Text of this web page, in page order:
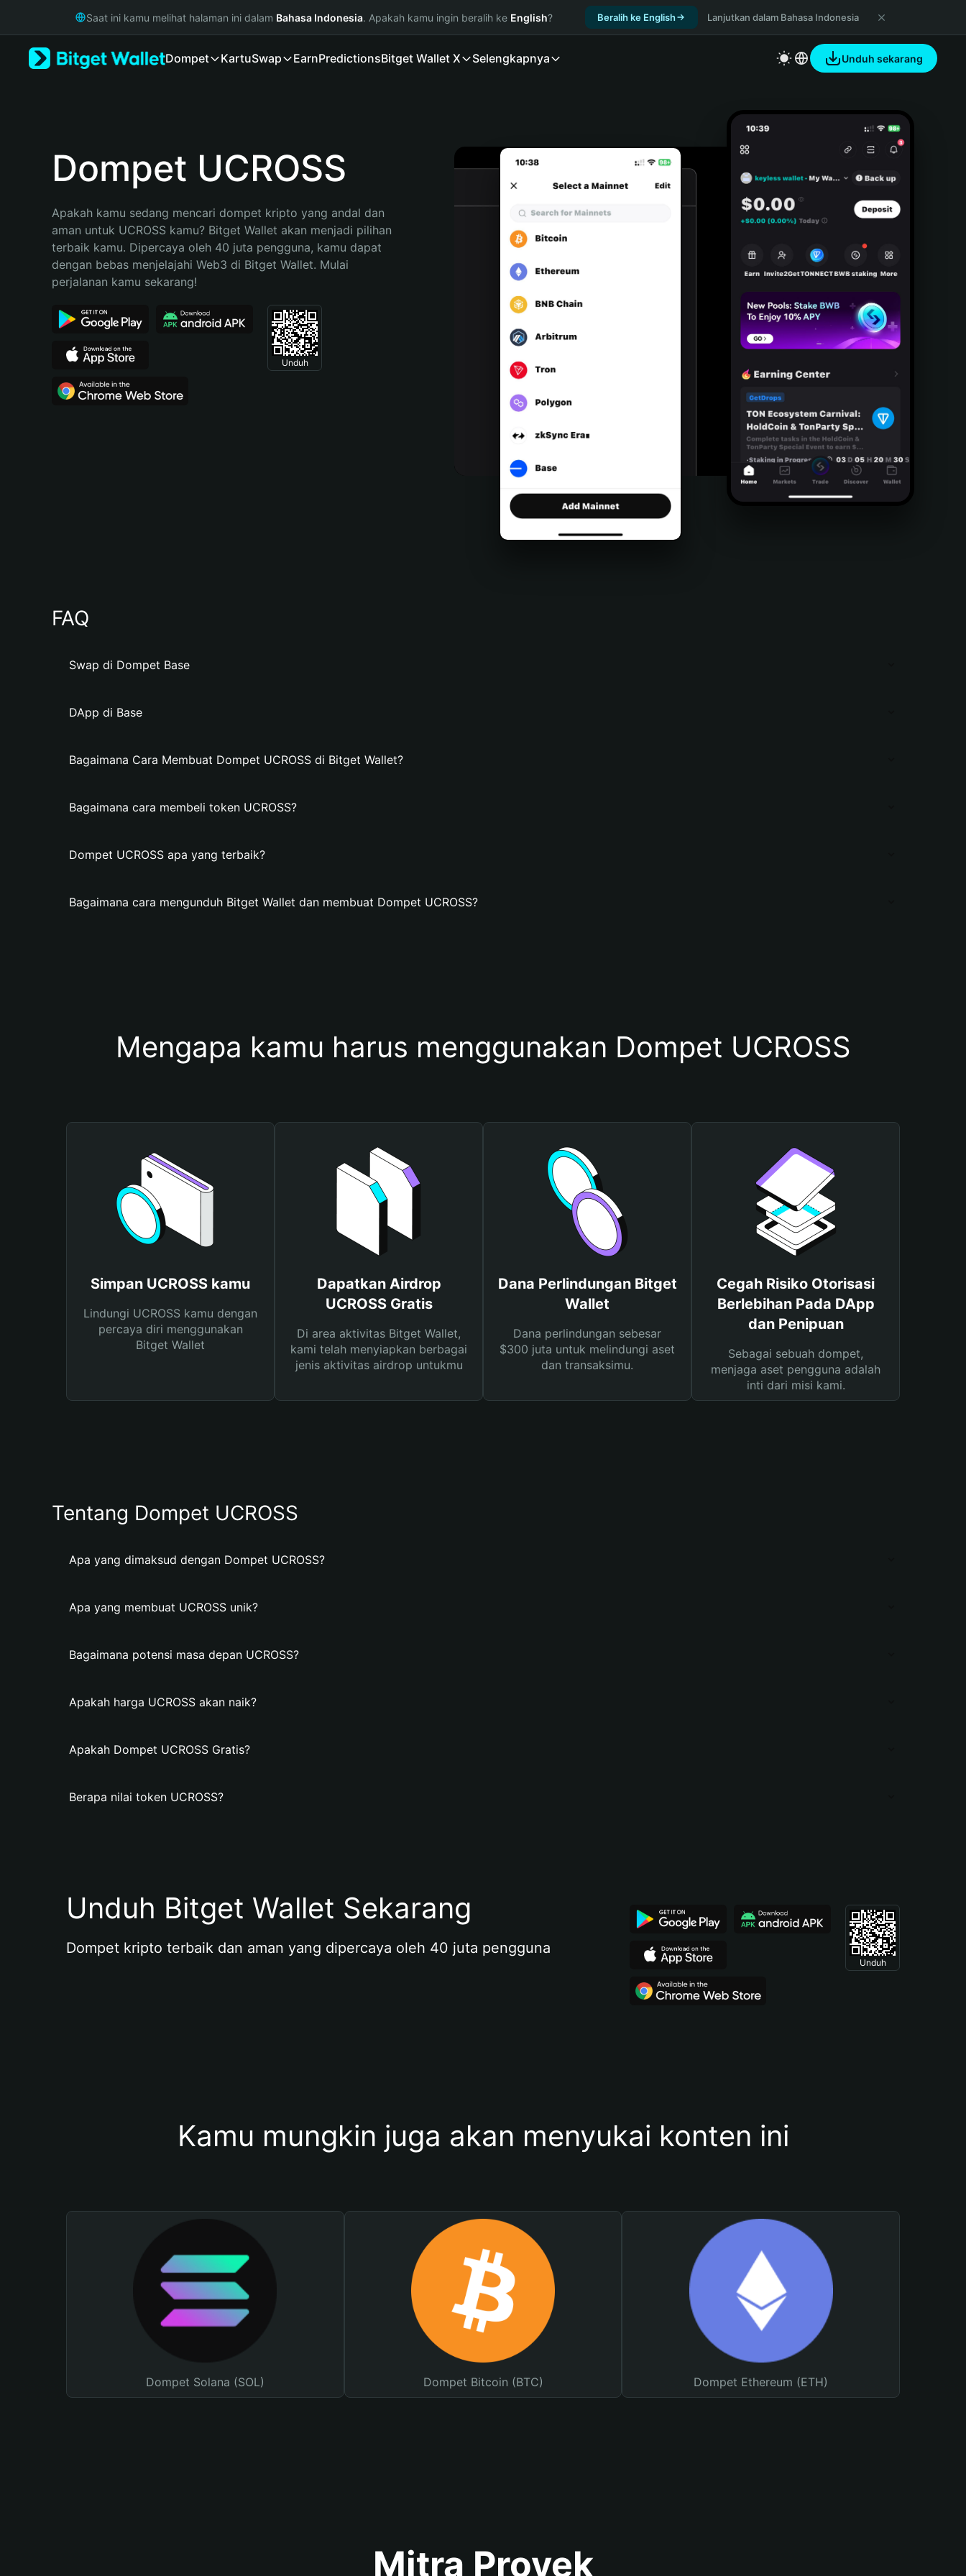
Русский
Bahasa Indonesia
Español (Argentina)
Saat ini kamu melihat halaman ini dalam Bahasa Indonesia. Apakah kamu ingin beralih ke English? Beralih ke English Lanjutkan dalam Bahasa Indonesia
Dompet KartuSwap EarnPredictionsBitget Wallet X Selengkapnya Unduh sekarang
Dompet UCROSS
Apakah kamu sedang mencari dompet kripto yang andal dan
aman untuk UCROSS kamu? Bitget Wallet akan menjadi pilihan
terbaik kamu. Dipercaya oleh 40 juta pengguna, kamu dapat
dengan bebas menjelajahi Web3 di Bitget Wallet. Mulai
perjalanan kamu sekarang!
Unduh
FAQ
Swap di Dompet Base
DApp di Base
Bagaimana Cara Membuat Dompet UCROSS di Bitget Wallet?
Bagaimana cara membeli token UCROSS?
Dompet UCROSS apa yang terbaik?
Bagaimana cara mengunduh Bitget Wallet dan membuat Dompet UCROSS?
Mengapa kamu harus menggunakan Dompet UCROSS
Simpan UCROSS kamu
Lindungi UCROSS kamu dengan
percaya diri menggunakan
Bitget Wallet
Dapatkan Airdrop
UCROSS Gratis
Di area aktivitas Bitget Wallet,
kami telah menyiapkan berbagai
jenis aktivitas airdrop untukmu
Dana Perlindungan Bitget
Wallet
Dana perlindungan sebesar
$300 juta untuk melindungi aset
dan transaksimu.
Cegah Risiko Otorisasi
Berlebihan Pada DApp
dan Penipuan
Sebagai sebuah dompet,
menjaga aset pengguna adalah
inti dari misi kami.
Tentang Dompet UCROSS
Apa yang dimaksud dengan Dompet UCROSS?
Apa yang membuat UCROSS unik?
Bagaimana potensi masa depan UCROSS?
Apakah harga UCROSS akan naik?
Apakah Dompet UCROSS Gratis?
Berapa nilai token UCROSS?
Unduh Bitget Wallet Sekarang
Dompet kripto terbaik dan aman yang dipercaya oleh 40 juta pengguna
Unduh
Kamu mungkin juga akan menyukai konten ini
Dompet Solana (SOL) Dompet Bitcoin (BTC) Dompet Ethereum (ETH)
Mitra Proyek